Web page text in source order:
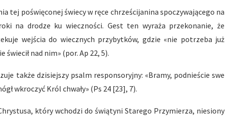
tej poświęconej świecy w ręce chrześcijanina spoczywającego na
na drodze ku wieczności. Gest ten wyraża przekonanie, że
wejścia do wiecznych przybytków, gdzie «nie potrzeba już
świecił nad nim» (por. Ap 22, 5).
także dzisiejszy psalm responsoryjny: «Bramy, podnieście swe
wkroczyć Król chwały» (Ps 24 [23], 7).
który wchodzi do świątyni Starego Przymierza, niesiony